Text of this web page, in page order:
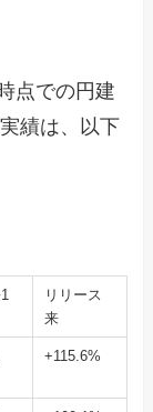
点での円建
績は、以下
リリース
来
+115.6%